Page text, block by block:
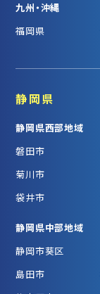
九州・沖縄
福岡県
静岡県
静岡県西部地域
磐田市
菊川市
袋井市
静岡県中部地域
静岡市葵区
島田市